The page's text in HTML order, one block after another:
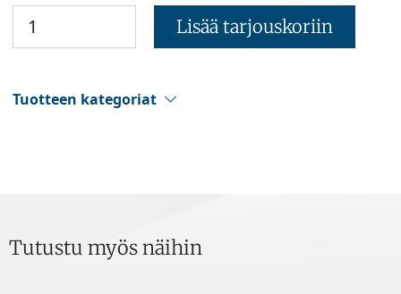
Lisää tarjouskoriin
Tuotteen kategoriat
Tutustu myös näihin